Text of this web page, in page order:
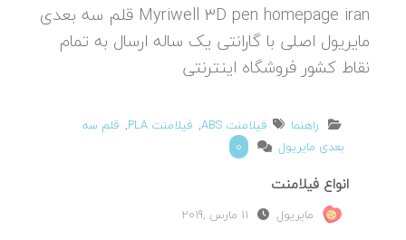
Myriwell 3D pen homepage iran قلم سه بعدی
مایریول اصلی با گارانتی یک ساله ارسال به تمام
نقاط کشور فروشگاه اینترنتی
راهنما فیلامنت ABS , فیلامنت PLA , قلم سه
بعدی مایریول
0
انواع فیلامنت
مایریول 11 مارس ,2019